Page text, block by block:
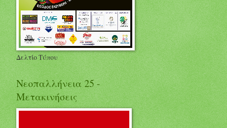
Δελτίο Τύπου
Νεοπαλλήνεια 25 -
Μετακινήσεις